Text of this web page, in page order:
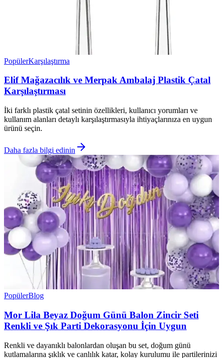
PopülerKarşılaştırma
Elif Mağazacılık ve Merpak Ambalaj Plastik Çatal
Karşılaştırması
İki farklı plastik çatal setinin özellikleri, kullanıcı yorumları ve
kullanım alanları detaylı karşılaştırmasıyla ihtiyaçlarınıza en uygun
ürünü seçin.
Daha fazla bilgi edinin
PopülerBlog
Mor Lila Beyaz Doğum Günü Balon Zincir Seti
Renkli ve Şık Parti Dekorasyonu İçin Uygun
Renkli ve dayanıklı balonlardan oluşan bu set, doğum günü
kutlamalarına şıklık ve canlılık katar, kolay kurulumu ile partilerinizi